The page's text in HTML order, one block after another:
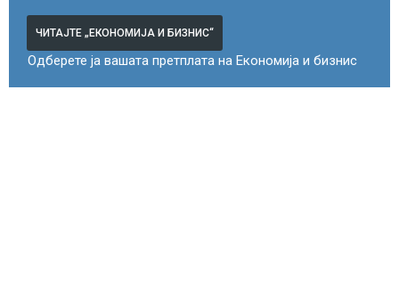
ЧИТАЈТЕ „ЕКОНОМИЈА И БИЗНИС“
Одберете ја вашата претплата на Економија и бизнис